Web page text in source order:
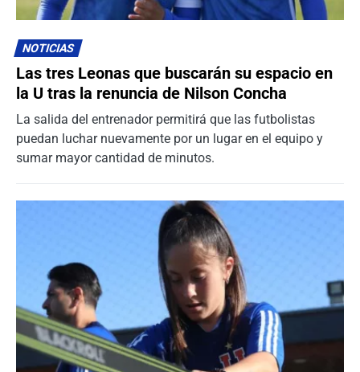
NOTICIAS
Las tres Leonas que buscarán su espacio en
la U tras la renuncia de Nilson Concha
La salida del entrenador permitirá que las futbolistas
puedan luchar nuevamente por un lugar en el equipo y
sumar mayor cantidad de minutos.